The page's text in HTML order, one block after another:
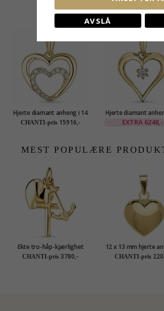
BESLEKTEDE
Hjerte diamant anheng i 14
karat gull 0,123 ct
CHANTI-pris 15916,-
Hjerte diamant
karat gull 0,07 ct
EXTRA 6248,-
MEST POPULÆRE
Ekte tro-håp-kjærlighet
anheng i 9 karat gull -
Amoré
CHANTI-pris 3780,-
12 x 13 mm hjerte
8 karat -
CHANTI-pris
AVSLÅ